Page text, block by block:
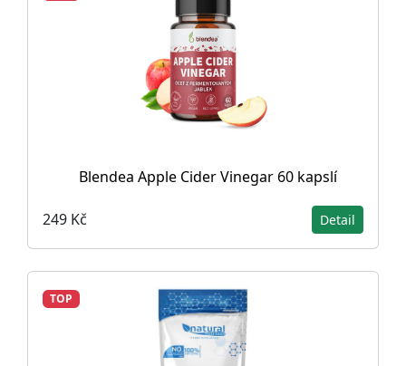
Blendea Apple Cider Vinegar 60 kapslí
249 Kč Detail
TOP